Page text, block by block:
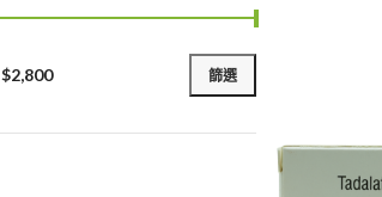
篩選
$2,800